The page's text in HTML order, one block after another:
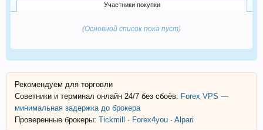
Участники покупки
(Основной список пока пуст)
Рекомендуем для торговли
Советники и терминал онлайн 24/7 без сбоёв: Forex VPS —
минимальная задержка до брокера
Проверенные брокеры: Tickmill · Forex4you · Alpari